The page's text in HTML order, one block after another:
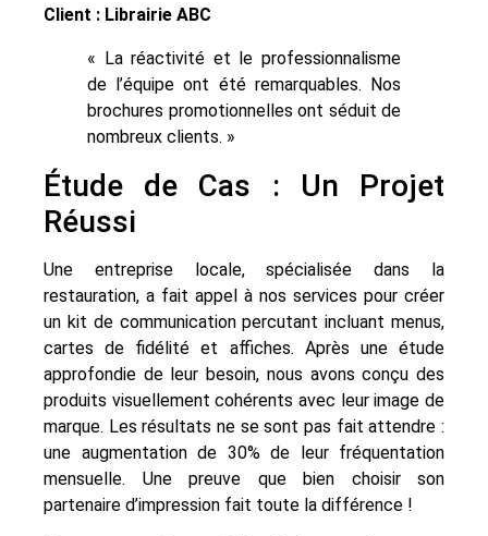
Client : Librairie ABC
« La réactivité et le professionnalisme
de l’équipe ont été remarquables. Nos
brochures promotionnelles ont séduit de
nombreux clients. »
Étude de Cas : Un Projet
Réussi
Une entreprise locale, spécialisée dans la
restauration, a fait appel à nos services pour créer
un kit de communication percutant incluant menus,
cartes de fidélité et affiches. Après une étude
approfondie de leur besoin, nous avons conçu des
produits visuellement cohérents avec leur image de
marque. Les résultats ne se sont pas fait attendre :
une augmentation de 30% de leur fréquentation
mensuelle. Une preuve que bien choisir son
partenaire d’impression fait toute la différence !